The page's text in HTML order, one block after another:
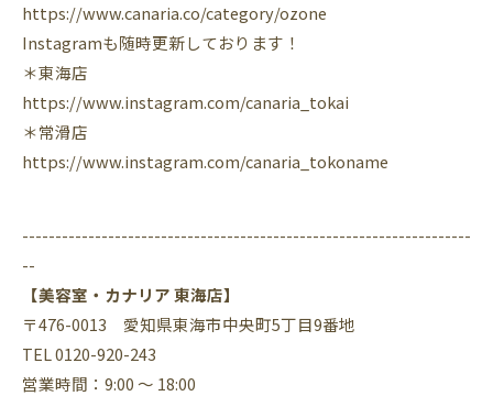
https://www.canaria.co/category/ozone
Instagramも随時更新しております！
＊東海店
https://www.instagram.com/canaria_tokai
＊常滑店
https://www.instagram.com/canaria_tokoname
--------------------------------------------------------------------
--
【美容室・カナリア 東海店】
〒476-0013 愛知県東海市中央町5丁目9番地
TEL 0120-920-243
営業時間：9:00 ～ 18:00